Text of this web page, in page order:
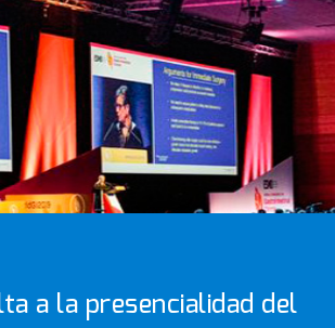
a la presencialidad del